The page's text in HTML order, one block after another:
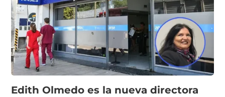
Edith Olmedo es la nueva directora